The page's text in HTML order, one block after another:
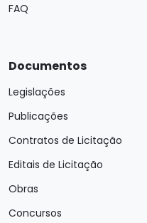
FAQ
Documentos
Legislações
Publicações
Contratos de Licitação
Editais de Licitação
Obras
Concursos